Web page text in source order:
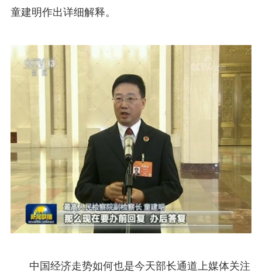
童建明作出详细解释。
中国经济走势如何也是今天部长通道上媒体关注